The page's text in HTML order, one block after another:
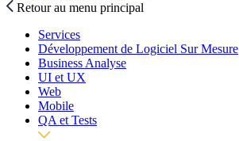
Retour au menu principal
Services
Développement de Logiciel Sur Mesure
Business Analyse
UI et UX
Web
Mobile
QA et Tests